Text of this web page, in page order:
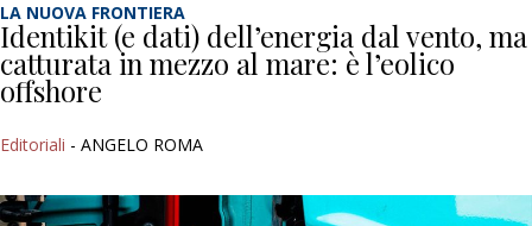
LA NUOVA FRONTIERA
Identikit (e dati) dell’energia dal vento, ma
catturata in mezzo al mare: è l’eolico
offshore
Editoriali - ANGELO ROMA